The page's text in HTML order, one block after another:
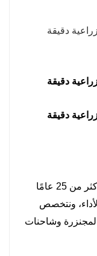
تأسست شركتنا في عام 1995، ولدينا أكثر من 25 عامًا
ونتخصص
وشاحنات